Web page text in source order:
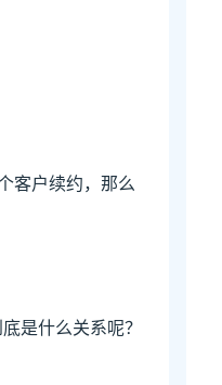
客户续约，那么
是什么关系呢？